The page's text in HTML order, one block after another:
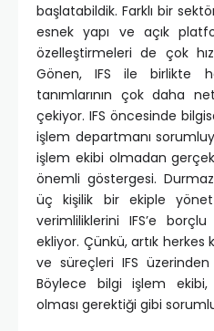
başlatabildik. Farklı bir
esnek yapı ve açık
özelleştirmeleri de çok
Gönen, IFS ile birlikte
tanımlarının çok daha
çekiyor. IFS öncesinde
işlem departmanı
işlem ekibi olmadan
önemli göstergesi.
üç kişilik bir ekiple
verimliliklerini IFS’e
ekliyor. Çünkü, artık
ve süreçleri IFS
Böylece bilgi işlem ekibi,
olması gerektiği gibi